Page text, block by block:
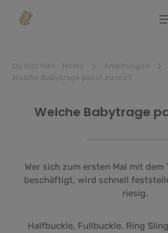
springen
Welche Babytrage
Wer sich zum ersten Mal mit dem
beschäftigt, wird schnell
riesig.
Halfbuckle, Fullbuckle, Ring